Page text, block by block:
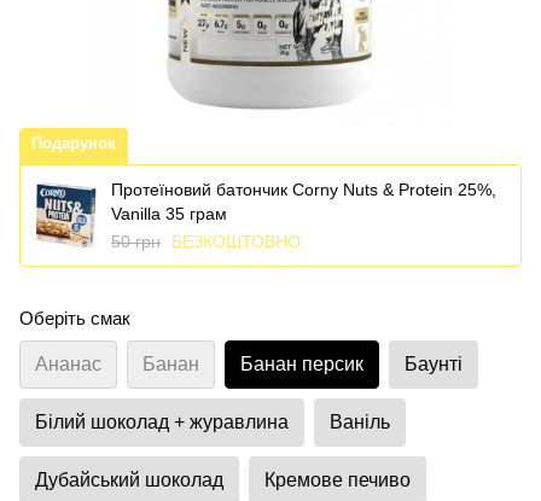
Подарунок
Протеїновий батончик Corny Nuts & Protein 25%,
Vanillа 35 грам
50 грн
БЕЗКОШТОВНО
Оберіть смак
Ананас Банан Банан персик Баунті
Білий шоколад + журавлина Ваніль
Дубайський шоколад Кремове печиво